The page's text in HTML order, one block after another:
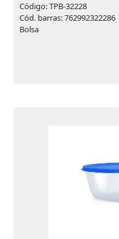
Código: TPB-32228
Cód. barras: 762992322286
Bolsa